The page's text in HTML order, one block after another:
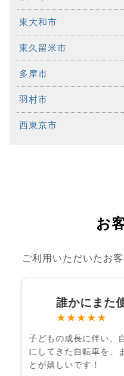
東大和市
東久留米市
多摩市
羽村市
西東京市
お
ご利用いただいたお
誰かにまた
★★★★★
子どもの成長に伴い、
にしてきた自転車を、
とが嬉しいです！